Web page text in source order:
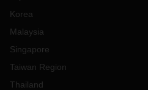
Korea
Malaysia
Singapore
Taiwan Region
Thailand